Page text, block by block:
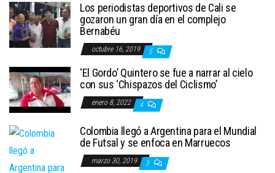
Los periodistas deportivos de Cali se
gozaron un gran día en el complejo
Bernabéu
octubre 16, 2019 5
‘El Gordo’ Quintero se fue a narrar al cielo
con sus ‘Chispazos del Ciclismo’
enero 8, 2022 4
Colombia llegó a Argentina para el Mundial
de Futsal y se enfoca en Marruecos
marzo 30, 2019 3